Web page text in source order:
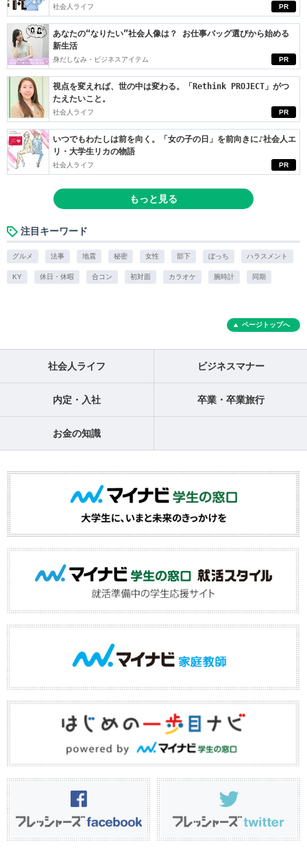
PR
社会人ライフ
PR
あなたの“なりたい”社会人像は？ お仕事バッグ選びから始める
新生活
身だしなみ・ビジネスアイテム
PR
視点を変えれば、世の中は変わる。「Rethink PROJECT」がつ
たえたいこと。
社会人ライフ
PR
いつでもわたしは前を向く。「女の子の日」を前向きに♪社会人エ
リ・大学生リカの物語
社会人ライフ
もっと見る
注目キーワード
グルメ 法事 地震 秘密 女性 部下 ぼっち ハラスメント
KY 休日・休暇 合コン 初対面 カラオケ 腕時計 同期
ページトップへ
社会人ライフ ビジネスマナー
内定・入社 卒業・卒業旅行
お金の知識